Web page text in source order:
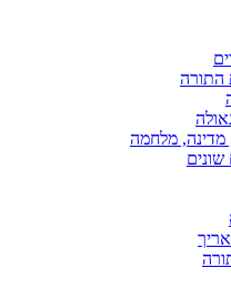
התורה
מלחמה